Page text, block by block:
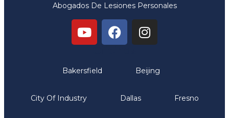
Abogados De Lesiones Personales
Bakersfield Beijing
City Of Industry Dallas Fresno